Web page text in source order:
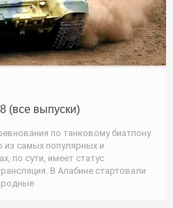
(все выпуски)
по танковому биатлону
самых популярных и
по сути, имеет статус
В Алабине стартовали